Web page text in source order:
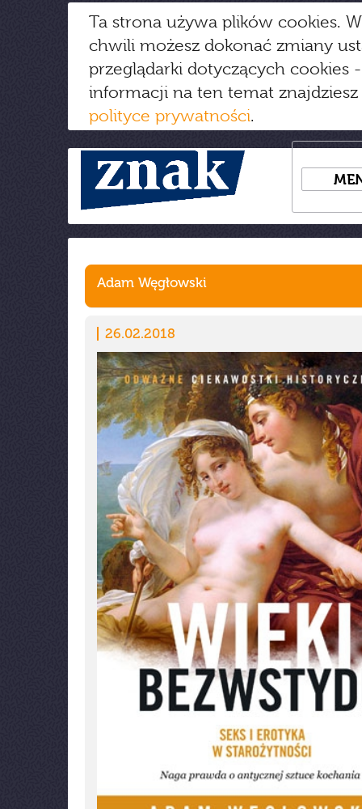
Ta strona używa plików cookies.
chwili możesz dokonać zmiany
przeglądarki dotyczących cookies
informacji na ten temat
polityce prywatności.
Adam Węgłowski
26.02.2018